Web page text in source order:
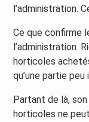
l’administration.
Ce que confirme
l’administration.
horticoles
qu’une partie
Partant de là,
horticoles ne